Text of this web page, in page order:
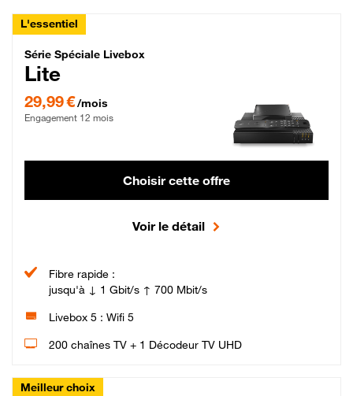
L'essentiel
Série Spéciale Livebox Lite Fibre
Série Spéciale Livebox
Lite
29,99 €/mois
Engagement 12 mois
Choisir cette offre
Voir le détail
Fibre rapide :
jusqu'à ↓ 1 Gbit/s ↑ 700 Mbit/s
Livebox 5 : Wifi 5
200 chaînes TV + 1 Décodeur TV UHD
Meilleur choix